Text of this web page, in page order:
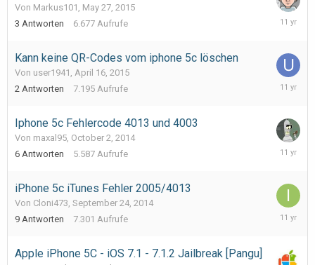
Von Markus101, May 27, 2015
3 Antworten 6.677 Aufrufe
May
Kann keine QR-Codes vom iphone 5c löschen
Von user1941, April 16, 2015
2 Antworten 7.195 Aufrufe
May
Iphone 5c Fehlercode 4013 und 4003
Von maxal95, October 2, 2014
6 Antworten 5.587 Aufrufe
October
iPhone 5c iTunes Fehler 2005/4013
Von Cloni473, September 24, 2014
9 Antworten 7.301 Aufrufe
October
Apple iPhone 5C - iOS 7.1 - 7.1.2 Jailbreak [Pangu]